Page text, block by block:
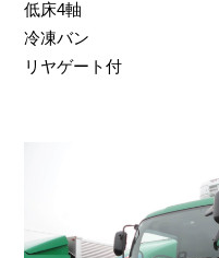
低床4軸
冷凍バン
リヤゲート付